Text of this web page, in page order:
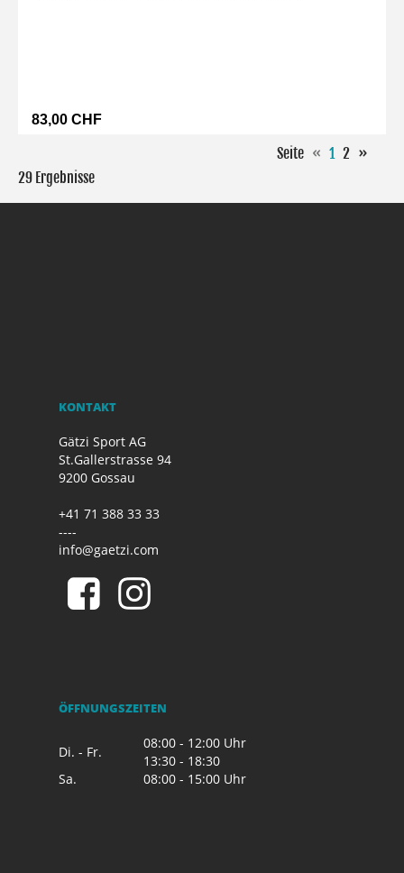
83,00 CHF
Seite « 1 2 »
29 Ergebnisse
KONTAKT
Gätzi Sport AG
St.Gallerstrasse 94
9200 Gossau
+41 71 388 33 33
----
info@gaetzi.com
ÖFFNUNGSZEITEN
Di. - Fr.
08:00 - 12:00 Uhr
13:30 - 18:30
Sa.
08:00 - 15:00 Uhr